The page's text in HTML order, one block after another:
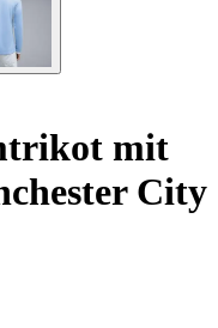
mit
City